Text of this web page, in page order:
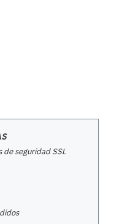
de seguridad SSL